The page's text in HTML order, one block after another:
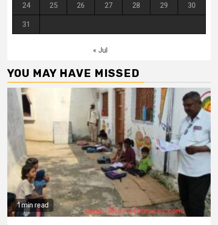
24 25 26 27 28 29 30
31
« Jul
YOU MAY HAVE MISSED
1 min read